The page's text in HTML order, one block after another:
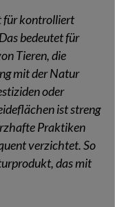
kontrolliert
bedeutet für
Tieren, die
mit der Natur
oder
ist streng
Praktiken
verzichtet. So
das mit